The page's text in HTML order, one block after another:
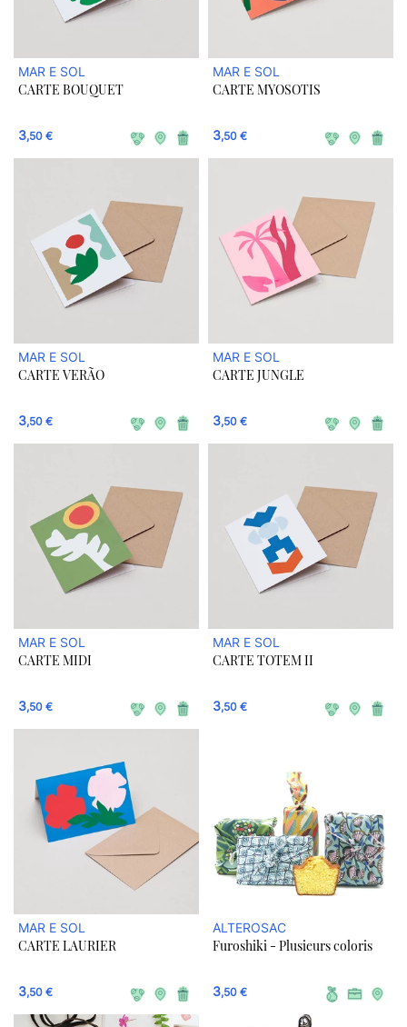
MAR E SOL
CARTE BOUQUET
3,50 €
MAR E SOL
CARTE MYOSOTIS
3,50 €
MAR E SOL
CARTE VERÃO
3,50 €
MAR E SOL
CARTE JUNGLE
3,50 €
MAR E SOL
CARTE MIDI
3,50 €
MAR E SOL
CARTE TOTEM II
3,50 €
MAR E SOL
CARTE LAURIER
3,50 €
ALTEROSAC
Furoshiki - Plusieurs coloris
3,50 €